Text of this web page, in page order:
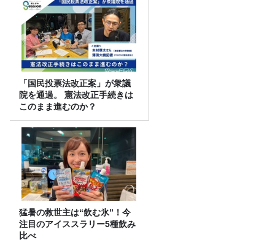
「国民投票法改正案」が衆議
院を通過。 憲法改正手続きは
このまま進むのか？
猛暑の救世主は“飲む氷”！今
注目のアイススラリー5種飲み
比べ